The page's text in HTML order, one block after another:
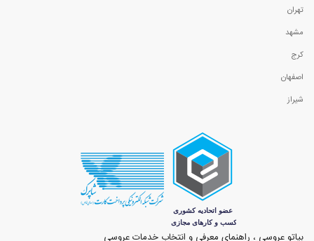
تهران
مشهد
کرج
اصفهان
شیراز
بیاتو عروسی ، راهنمای معرفی و انتخاب خدمات عروسی